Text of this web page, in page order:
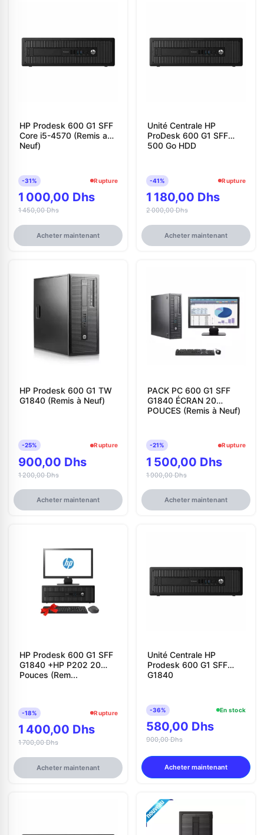
HP Prodesk 600 G1 SFF
Core i5-4570 (Remis a
Neuf)
-31% Rupture
1 000,00 Dhs
1 450,00 Dhs
Acheter maintenant
Unité Centrale HP
ProDesk 600 G1 SFF
500 Go HDD
-41% Rupture
1 180,00 Dhs
2 000,00 Dhs
Acheter maintenant
HP Prodesk 600 G1 TW
G1840 (Remis à Neuf)
-25% Rupture
900,00 Dhs
1 200,00 Dhs
Acheter maintenant
PACK PC 600 G1 SFF
G1840 ÉCRAN 20
POUCES (Remis à Neuf)
-21% Rupture
1 500,00 Dhs
1 900,00 Dhs
Acheter maintenant
HP Prodesk 600 G1 SFF
G1840 +HP P202 20
Pouces (Rem...
-18% Rupture
1 400,00 Dhs
1 700,00 Dhs
Acheter maintenant
Unité Centrale HP
Prodesk 600 G1 SFF
G1840
-36% En stock
580,00 Dhs
900,00 Dhs
Acheter maintenant